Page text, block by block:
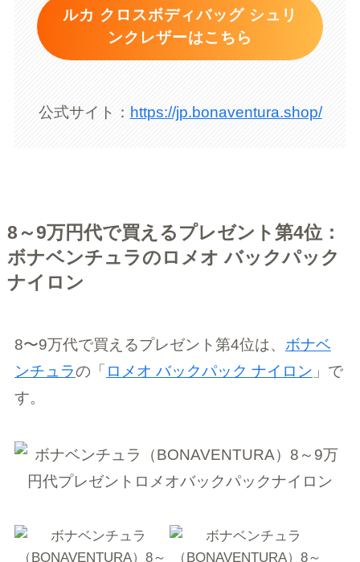
ルカ クロスボディバッグ シュリ
ンクレザーはこちら
公式サイト： https://jp.bonaventura.shop/
8～9万円代で買えるプレゼント第4位：
ボナベンチュラのロメオ バックパック
ナイロン
8〜9万代で買えるプレゼント第4位は、 ボナベ
ンチュラの「 ロメオ バックパック ナイロン 」で
す。